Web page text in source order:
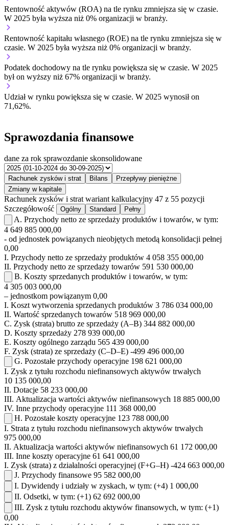
Rentowność aktywów (ROA) na tle rynku zmniejsza się w czasie.
W 2025 była wyższa niż 0% organizacji w branży.
Rentowność kapitału własnego (ROE) na tle rynku zmniejsza się w
czasie. W 2025 była wyższa niż 0% organizacji w branży.
Podatek dochodowy na tle rynku powiększa się w czasie. W 2025
był on wyższy niż 67% organizacji w branży.
Udział w rynku powiększa się w czasie. W 2025 wynosił on
71,62%.
Sprawozdania finansowe
dane za rok sprawozdanie skonsolidowane
Rachunek zysków i strat Bilans
Przepływy pieniężne
Zmiany w kapitale
Rachunek zysków i strat wariant kalkulacyjny 47 z 55 pozycji
Szczegółowość
Ogólny Standard Pełny
A. Przychody netto ze sprzedaży produktów i towarów, w tym:
4 649 885 000,00
- od jednostek powiązanych nieobjętych metodą konsolidacji pełnej
0,00
I. Przychody netto ze sprzedaży produktów 4 058 355 000,00
II. Przychody netto ze sprzedaży towarów 591 530 000,00
B. Koszty sprzedanych produktów i towarów, w tym:
4 305 003 000,00
– jednostkom powiązanym 0,00
I. Koszt wytworzenia sprzedanych produktów 3 786 034 000,00
II. Wartość sprzedanych towarów 518 969 000,00
C. Zysk (strata) brutto ze sprzedaży (A–B) 344 882 000,00
D. Koszty sprzedaży 278 939 000,00
E. Koszty ogólnego zarządu 565 439 000,00
F. Zysk (strata) ze sprzedaży (C–D–E) -499 496 000,00
G. Pozostałe przychody operacyjne 198 621 000,00
I. Zysk z tytułu rozchodu niefinansowych aktywów trwałych
10 135 000,00
II. Dotacje 58 233 000,00
III. Aktualizacja wartości aktywów niefinansowych 18 885 000,00
IV. Inne przychody operacyjne 111 368 000,00
H. Pozostałe koszty operacyjne 123 788 000,00
I. Strata z tytułu rozchodu niefinansowych aktywów trwałych
975 000,00
II. Aktualizacja wartości aktywów niefinansowych 61 172 000,00
III. Inne koszty operacyjne 61 641 000,00
I. Zysk (strata) z działalności operacyjnej (F+G–H) -424 663 000,00
J. Przychody finansowe 95 582 000,00
I. Dywidendy i udziały w zyskach, w tym: (+4) 1 000,00
II. Odsetki, w tym: (+1) 62 692 000,00
III. Zysk z tytułu rozchodu aktywów finansowych, w tym: (+1)
0,00